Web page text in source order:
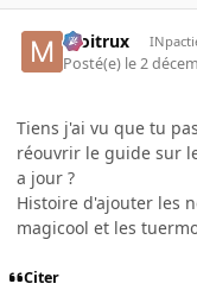
moitrux
Posté(e) le 2
Tiens j'ai vu que tu
réouvrir le guide sur
a jour ?
Histoire d'ajouter les
magicool et les
Citer